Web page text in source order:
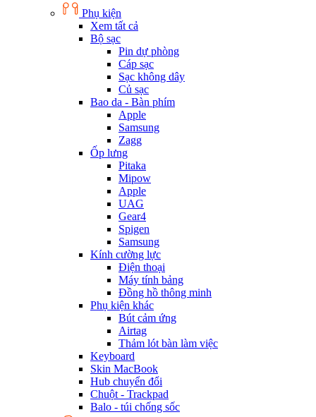
Phụ kiện
Xem tất cả
Bộ sạc
Pin dự phòng
Cáp sạc
Sạc không dây
Củ sạc
Bao da - Bàn phím
Apple
Samsung
Zagg
Ốp lưng
Pitaka
Mipow
Apple
UAG
Gear4
Spigen
Samsung
Kính cường lực
Điện thoại
Máy tính bảng
Đồng hồ thông minh
Phụ kiện khác
Bút cảm ứng
Airtag
Thảm lót bàn làm việc
Keyboard
Skin MacBook
Hub chuyển đổi
Chuột - Trackpad
Balo - túi chống sốc